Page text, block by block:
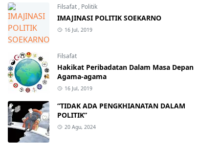
Filsafat , Politik
IMAJINASI POLITIK SOEKARNO
16 Jul, 2019
Filsafat
Hakikat Peribadatan Dalam Masa Depan
Agama-agama
16 Jul, 2019
“TIDAK ADA PENGKHIANATAN DALAM
POLITIK”
20 Agu, 2024